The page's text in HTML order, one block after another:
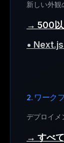
新しい外観
→ 500以
•
2. ワーク
デプロイメ
→ すべ